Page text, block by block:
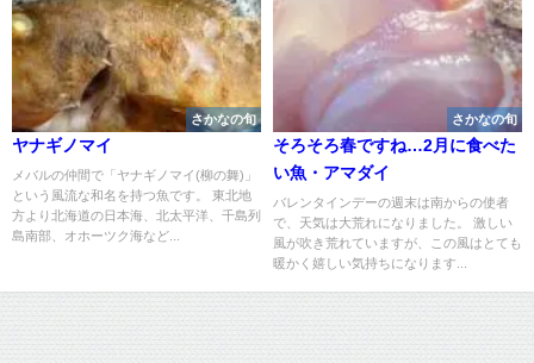
さかなの旬
ヤナギノマイ
メバルの仲間で「ヤナギノマイ(柳の舞)」
という風流な和名を持つ魚です。 東北地
方より北海道の日本海、北太平洋、千島列
島南部、オホーツク海など...
さかなの旬
そろそろ春ですね…2月に食べた
い魚・アマダイ
バレンタインデーの週末は南からの使者
で、天気は大荒れになりました。 激しい
風が吹き荒れていますが、この風はとても
暖かく嬉しい気持ちになります...